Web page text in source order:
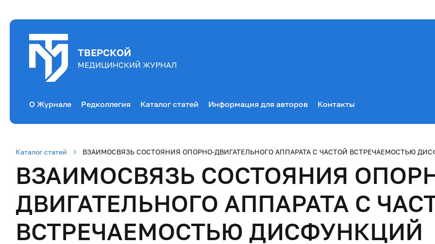
ТВЕРСКОЙ
МЕДИЦИНСКИЙ ЖУРНАЛ
О Журнале Редколлегия Каталог статей Информация для авторов Контакты
Каталог статей ВЗАИМОСВЯЗЬ СОСТОЯНИЯ ОПОРНО-ДВИГАТЕЛЬНОГО АППАРАТА С ЧАСТОЙ ВСТРЕЧАЕМОСТЬЮ
ВЗАИМОСВЯЗЬ СОСТОЯНИЯ
ДВИГАТЕЛЬНОГО АППАРАТА С
ВСТРЕЧАЕМОСТЬЮ ДИСФУНКЦИЙ